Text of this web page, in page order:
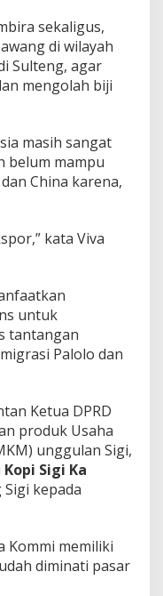
sekaligus,
di wilayah
Sulteng, agar
mengolah biji
masih sangat
belum mampu
China karena,
kata Viva
untuk
tantangan
Palolo dan
Ketua DPRD
produk Usaha
unggulan Sigi,
Kopi Sigi Ka
kepada
Kommi memiliki
diminati pasar